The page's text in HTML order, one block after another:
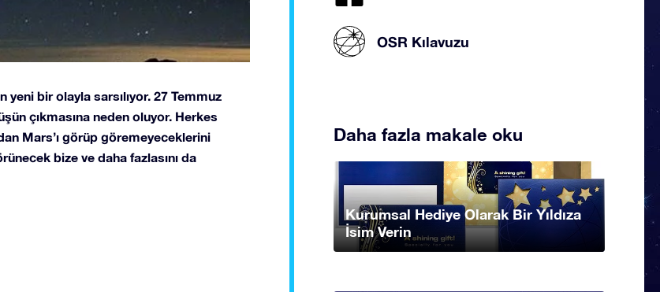
yeni bir olayla sarsılıyor. 27 Temmuz
çıkmasına neden oluyor. Herkes
Mars’ı görüp göremeyeceklerini
bize ve daha fazlasını da
OSR Kılavuzu
Daha fazla makale oku
Kurumsal Hediye Olarak Bir Yıldıza
İsim Verin